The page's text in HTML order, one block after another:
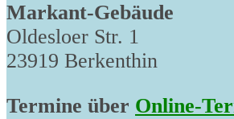
Markant-Gebäude
Oldesloer Str. 1
23919 Berkenthin
Termine über Online-